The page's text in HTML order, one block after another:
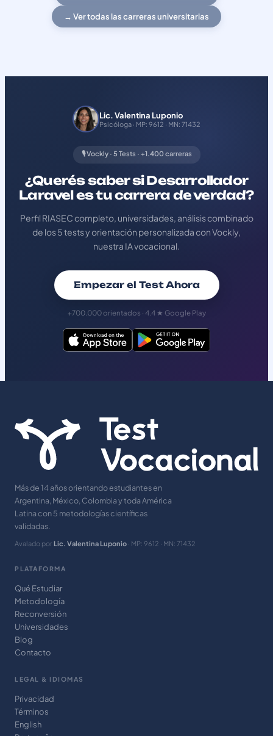
→ Ver todas las carreras universitarias
Lic. Valentina Luponio
Psicóloga · MP: 9612 · MN: 71432
🎙️ Vockly · 5 Tests · +1.400 carreras
¿Querés saber si Desarrollador
Laravel es tu carrera de verdad?
Perfil RIASEC completo, universidades, análisis combinado
de los 5 tests y orientación personalizada con Vockly,
nuestra IA vocacional.
Empezar el Test Ahora
+700.000 orientados · 4.4 ★ Google Play
Más de 14 años orientando estudiantes en
Argentina, México, Colombia y toda América
Latina con 5 metodologías científicas
validadas.
Avalado por Lic. Valentina Luponio · MP: 9612 · MN: 71432
PLATAFORMA
Qué Estudiar
Metodología
Reconversión
Universidades
Blog
Contacto
LEGAL & IDIOMAS
Privacidad
Términos
English